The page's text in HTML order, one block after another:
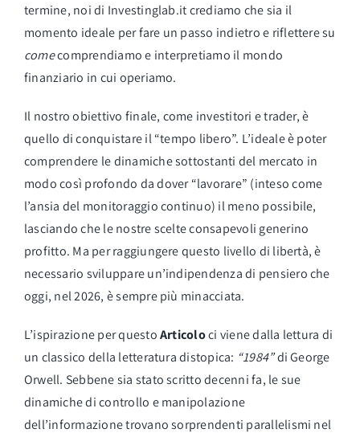
termine, noi di Investinglab.it crediamo che sia il
momento ideale per fare un passo indietro e riflettere su
comecomprendiamo e interpretiamo il mondo
finanziario in cui operiamo.
Il nostro obiettivo finale, come investitori e trader, è
quello di conquistare il “tempo libero”. L’ideale è poter
comprendere le dinamiche sottostanti del mercato in
modo così profondo da dover “lavorare” (inteso come
l’ansia del monitoraggio continuo) il meno possibile,
lasciando che le nostre scelte consapevoli generino
profitto. Ma per raggiungere questo livello di libertà, è
necessario sviluppare un’indipendenza di pensiero che
oggi, nel 2026, è sempre più minacciata.
L’ispirazione per questoArticoloci viene dalla lettura di
un classico della letteratura distopica: “1984”di George
Orwell. Sebbene sia stato scritto decenni fa, le sue
dinamiche di controllo e manipolazione
dell’informazione trovano sorprendenti parallelismi nel